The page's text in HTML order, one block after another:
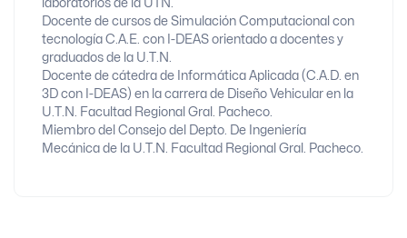
laboratorios de la UTN.
Docente de cursos de Simulación Computacional con
tecnología C.A.E. con I-DEAS orientado a docentes y
graduados de la U.T.N.
Docente de cátedra de Informática Aplicada (C.A.D. en
3D con I-DEAS) en la carrera de Diseño Vehicular en la
U.T.N. Facultad Regional Gral. Pacheco.
Miembro del Consejo del Depto. De Ingeniería
Mecánica de la U.T.N. Facultad Regional Gral. Pacheco.